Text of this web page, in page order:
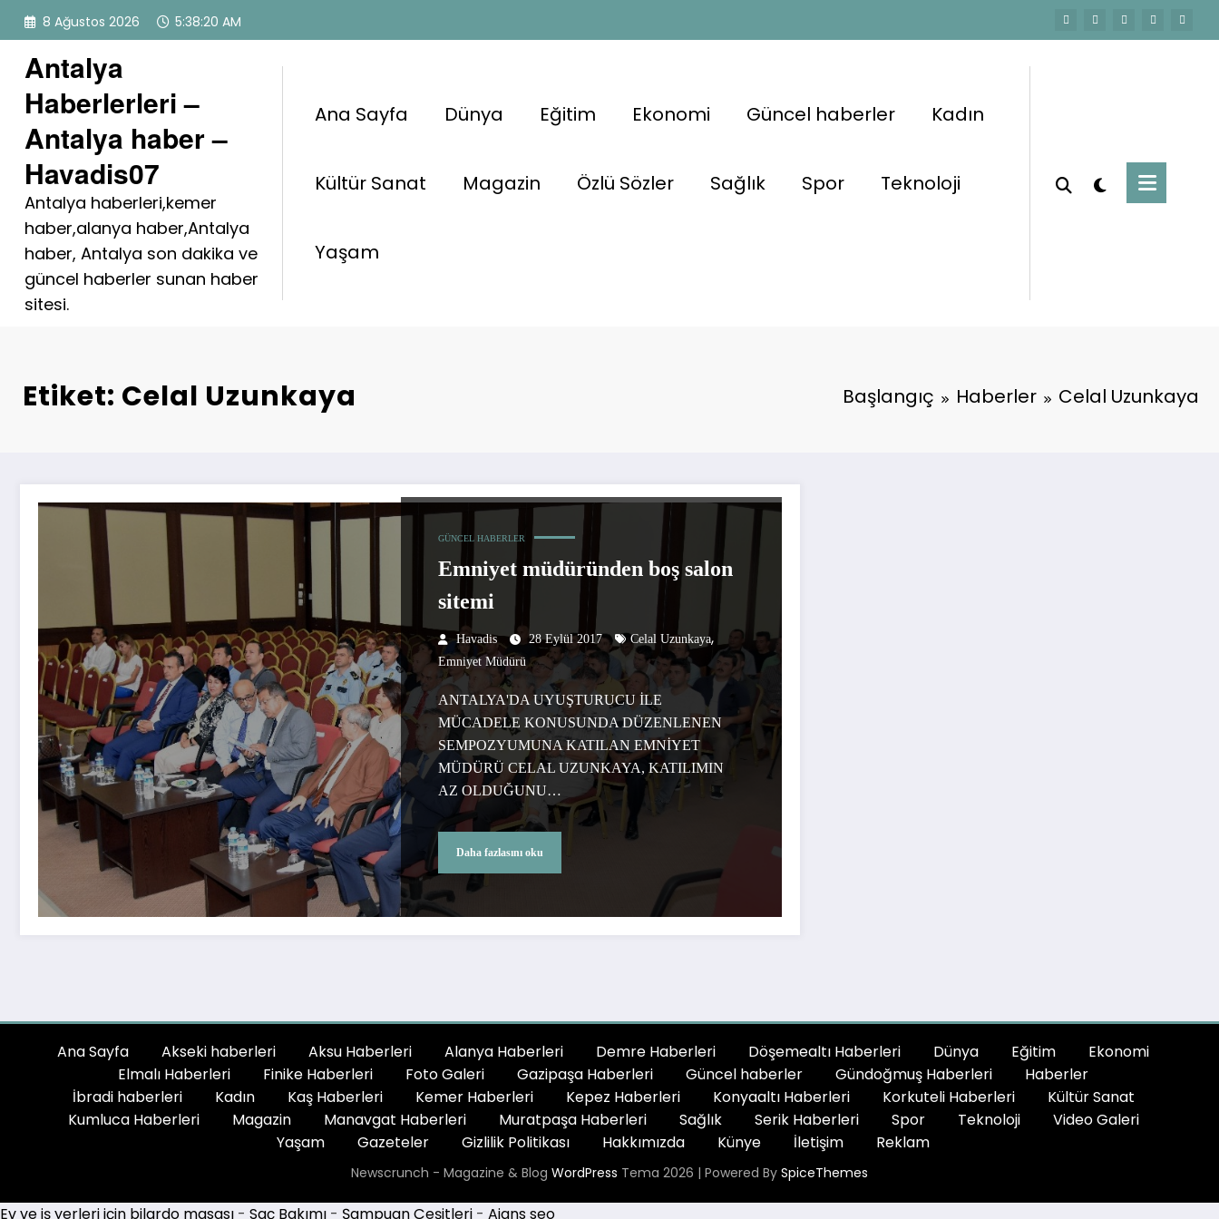
İçeriğe
atla
8 Ağustos 2026 5:38:20 AM
Antalya
Haberlerleri –
Antalya haber –
Havadis07
Antalya haberleri,kemer
haber,alanya haber,Antalya
haber, Antalya son dakika ve
güncel haberler sunan haber
sitesi.
Ana Sayfa Dünya Eğitim Ekonomi Güncel haberler Kadın
Kültür Sanat Magazin Özlü Sözler Sağlık Spor Teknoloji
Yaşam
Etiket: Celal Uzunkaya Başlangıç Haberler Celal Uzunkaya
GÜNCEL HABERLER
Emniyet müdüründen boş salon
sitemi
Havadis 28 Eylül 2017 Celal Uzunkaya,
Emniyet Müdürü
ANTALYA'DA UYUŞTURUCU İLE
MÜCADELE KONUSUNDA DÜZENLENEN
SEMPOZYUMUNA KATILAN EMNİYET
MÜDÜRÜ CELAL UZUNKAYA, KATILIMIN
AZ OLDUĞUNU…
Daha fazlasını oku
Ana Sayfa Akseki haberleri Aksu Haberleri Alanya Haberleri Demre Haberleri Döşemealtı Haberleri Dünya Eğitim
Ekonomi
Elmalı Haberleri
Finike Haberleri Foto Galeri Gazipaşa Haberleri Güncel haberler Gündoğmuş Haberleri
Haberler
İbradi haberleri
Kadın Kaş Haberleri Kemer Haberleri Kepez Haberleri Konyaaltı Haberleri Korkuteli Haberleri
Kültür Sanat
Kumluca Haberleri
Magazin Manavgat Haberleri Muratpaşa Haberleri Sağlık Serik Haberleri Spor Teknoloji
Video Galeri
Yaşam
Gazeteler Gizlilik Politikası Hakkımızda Künye İletişim Reklam
Newscrunch - Magazine & Blog WordPress Tema 2026 | Powered By SpiceThemes
Ev ve iş yerleri için bilardo masası - Saç Bakımı - Şampuan Çeşitleri - Ajans seo